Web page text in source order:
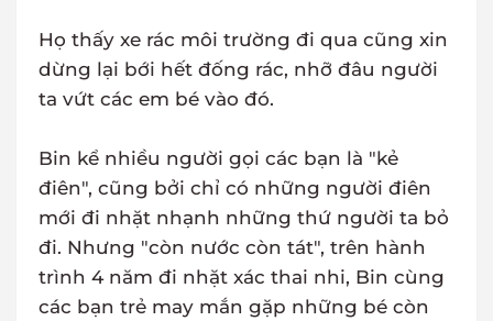
Họ thấy xe rác môi trường đi qua cũng xin
dừng lại bới hết đống rác, nhỡ đâu người
ta vứt các em bé vào đó.
Bin kể nhiều người gọi các bạn là "kẻ
điên", cũng bởi chỉ có những người điên
mới đi nhặt nhạnh những thứ người ta bỏ
đi. Nhưng "còn nước còn tát", trên hành
trình 4 năm đi nhặt xác thai nhi, Bin cùng
các bạn trẻ may mắn gặp những bé còn